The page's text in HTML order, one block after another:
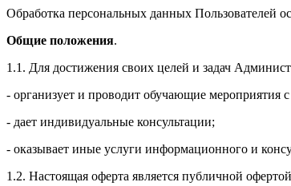
Обработка персональных данных Пользователей
Общие положения.
1.1. Для достижения своих целей и задач
- организует и проводит обучающие
- дает индивидуальные консультации;
- оказывает иные услуги информационного и
1.2. Настоящая оферта является публичной